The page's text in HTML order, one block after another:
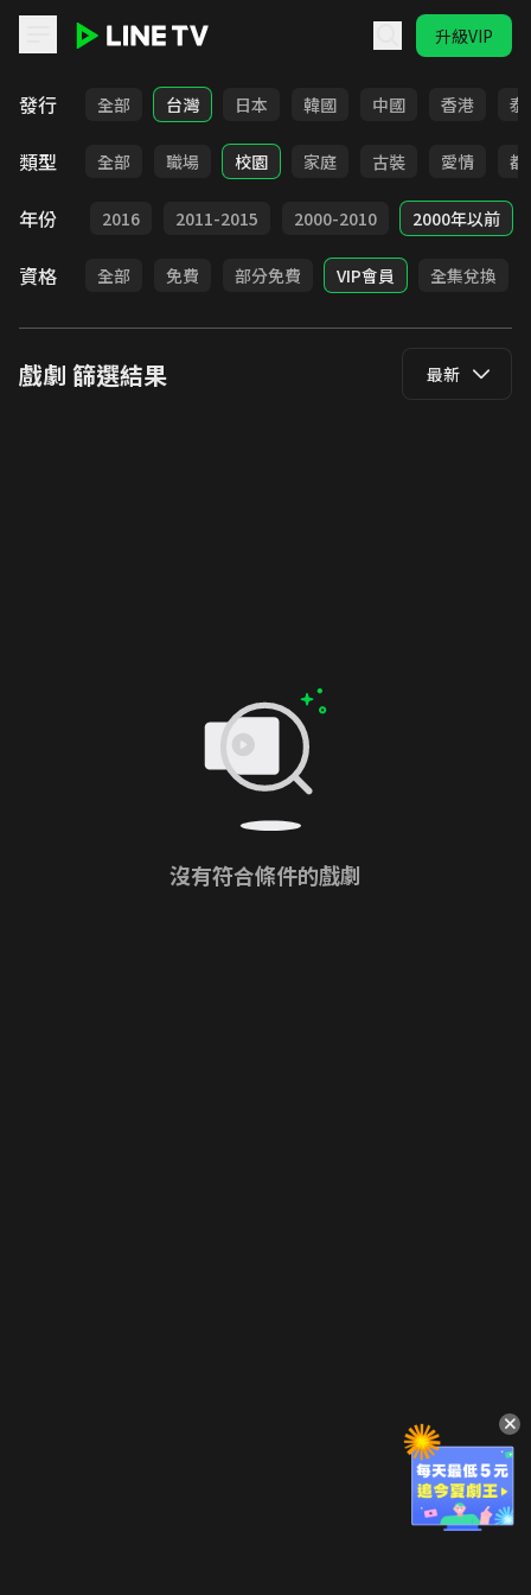
升級VIP
發行 全部 台灣 日本 韓國 中國 香港 泰
類型 全部 職場 校園 家庭 古裝 愛情 都
年份
2017 2016 2011-2015 2000-2010 2000年以前
資格 全部 免費 部分免費 VIP會員 全集兌換
戲劇 篩選結果 最新
沒有符合條件的戲劇